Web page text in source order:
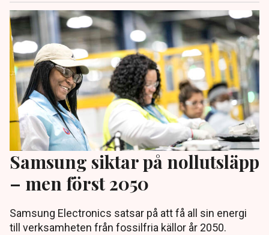
Samsung siktar på nollutsläpp
– men först 2050
Samsung Electronics satsar på att få all sin energi
till verksamheten från fossilfria källor år 2050.